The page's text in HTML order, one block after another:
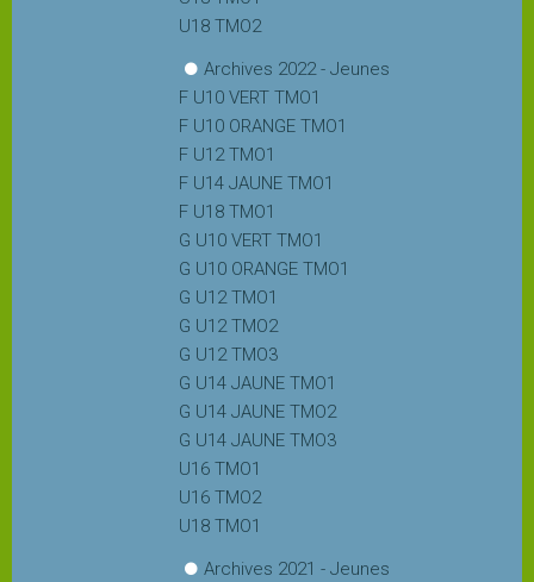
U18 TMO2
Archives 2022 - Jeunes
F U10 VERT TMO1
F U10 ORANGE TMO1
F U12 TMO1
F U14 JAUNE TMO1
F U18 TMO1
G U10 VERT TMO1
G U10 ORANGE TMO1
G U12 TMO1
G U12 TMO2
G U12 TMO3
G U14 JAUNE TMO1
G U14 JAUNE TMO2
G U14 JAUNE TMO3
U16 TMO1
U16 TMO2
U18 TMO1
Archives 2021 - Jeunes